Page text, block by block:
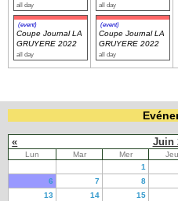
all day
(event)
Coupe Journal LA
GRUYERE 2022
all day
all day
(event)
Coupe Journal LA
GRUYERE 2022
all day
« Juin
Lun Mar Mer Jeu
1
6
7 8
13
14 15